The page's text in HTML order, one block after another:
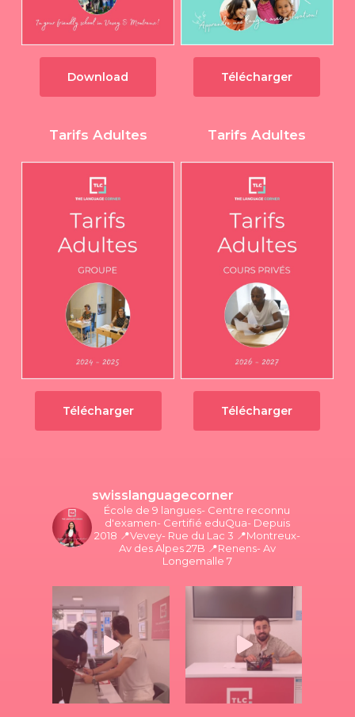
Download Télécharger
Tarifs Adultes
Télécharger
Tarifs Adultes
Télécharger
swisslanguagecorner
École de 9 langues- Centre reconnu
d'examen- Certifié eduQua- Depuis
2018 📍Vevey- Rue du Lac 3 📍Montreux-
Av des Alpes 27B 📍Renens- Av
Longemalle 7